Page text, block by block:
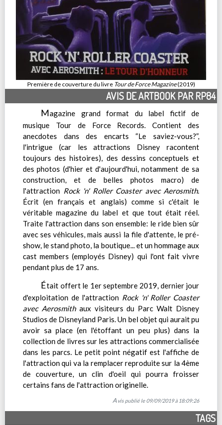
Première de couverture du livre Tour de Force Magazine(2019)
AVIS DE ARTBOOK PAR RP84
Magazine grand format du label fictif de
musique Tour de Force Records. Contient des
anecdotes dans des encarts “Le saviez-vous?”,
l'intrigue (car les attractions Disney racontent
toujours des histoires), des dessins conceptuels et
des photos (d'hier et d'aujourd'hui, notamment de sa
construction, et de belles photos macro) de
l'attraction Rock 'n' Roller Coaster avec Aerosmith.
Écrit (en français et anglais) comme si c'était le
véritable magazine du label et que tout était réel.
Traite l'attraction dans son ensemble: le ride bien sûr
avec ses véhicules, mais aussi la file d'attente, le pré-
show, le stand photo, la boutique... et un hommage aux
cast members (employés Disney) qui l'ont fait vivre
pendant plus de 17 ans.
Était offert le 1er septembre 2019, dernier jour
d'exploitation de l'attraction Rock 'n' Roller Coaster
avec Aerosmithaux visiteurs du Parc Walt Disney
Studios de Disneyland Paris. Un bel objet qui aurait pu
avoir sa place (en l'étoffant un peu plus) dans la
collection de livres sur les attractions commercialisée
dans les parcs. Le petit point négatif est l'affiche de
l'attraction qui va la remplacer reproduite sur la 4ème
de couverture, un clin d'oeil qui pourra froisser
certains fans de l'attraction originelle.
Avis publié le 09/09/2019 à 18:09:26
TAGS